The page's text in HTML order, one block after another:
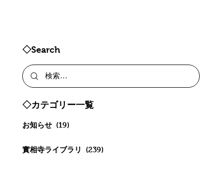
◇Search
◇カテゴリー一覧
お知らせ (19)
實相寺ライブラリ (239)